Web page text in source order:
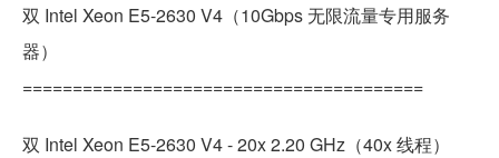
双 Intel Xeon E5-2630 V4（10Gbps 无限流量专用服务
器）
========================================
双 Intel Xeon E5-2630 V4 - 20x 2.20 GHz（40x 线程）